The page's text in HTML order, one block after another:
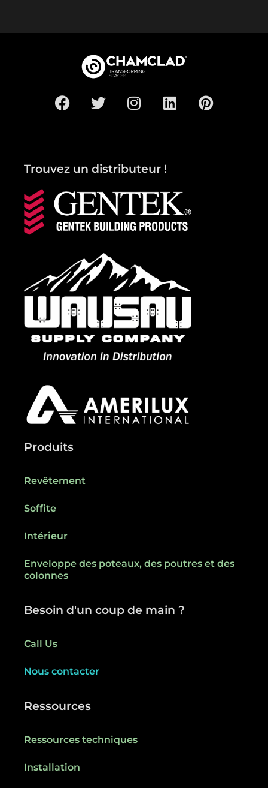
Trouvez un distributeur !
Produits
Revêtement
Soffite
Intérieur
Enveloppe des poteaux, des poutres et des
colonnes
Besoin d'un coup de main ?
Call Us
Nous contacter
Ressources
Ressources techniques
Installation